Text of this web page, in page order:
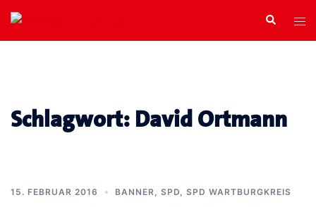
Zum
Inhalt
springen
Search
Schlagwort: David Ortmann
15. FEBRUAR 2016 BANNER SPD SPD WARTBURGKREIS